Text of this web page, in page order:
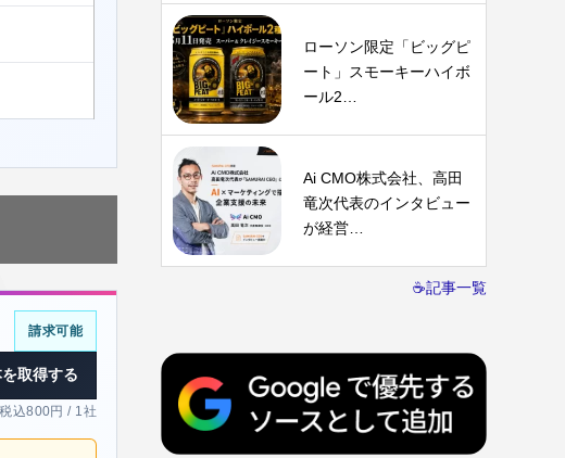
請求可能
取得する
税込800円 / 1社
ローソン限定「ビッグピ
ート」スモーキーハイボ
ール2…
Ai CMO株式会社、高田
竜次代表のインタビュー
が経営…
☕記事一覧